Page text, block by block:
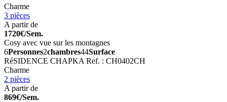
Charme
3 pièces
A partir de
1720€/Sem.
Cosy avec vue sur les montagnes
6Personnes2chambres44Surface
RéSIDENCE CHAPKA Ref. : CH0402CH
Charme
2 pièces
A partir de
869€/Sem.